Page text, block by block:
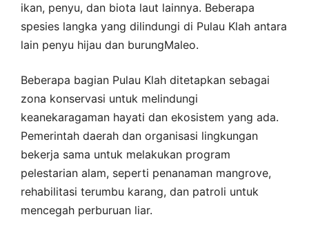
ikan, penyu, dan biota laut lainnya. Beberapa
spesies langka yang dilindungi di Pulau Klah antara
lain penyu hijau dan burungMaleo.
Beberapa bagian Pulau Klah ditetapkan sebagai
zona konservasi untuk melindungi
keanekaragaman hayati dan ekosistem yang ada.
Pemerintah daerah dan organisasi lingkungan
bekerja sama untuk melakukan program
pelestarian alam, seperti penanaman mangrove,
rehabilitasi terumbu karang, dan patroli untuk
mencegah perburuan liar.